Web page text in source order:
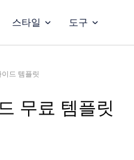
스타일 도구
드 템플릿
무료 템플릿